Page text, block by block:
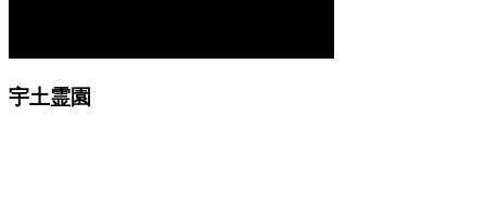
宇土霊園